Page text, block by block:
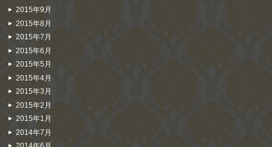
2015年9月
2015年8月
2015年7月
2015年6月
2015年5月
2015年4月
2015年3月
2015年2月
2015年1月
2014年7月